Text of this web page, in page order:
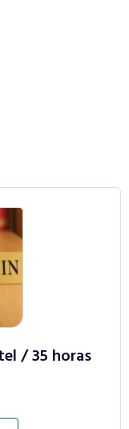
/ 35 horas